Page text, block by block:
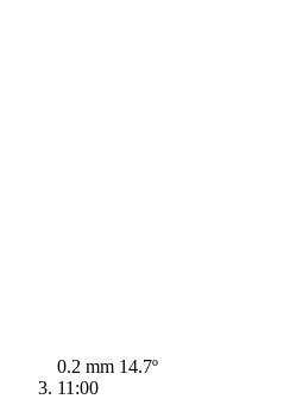
0.2 mm 14.7º
11:00